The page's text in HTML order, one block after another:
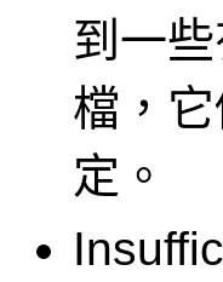
到一
檔，
定。